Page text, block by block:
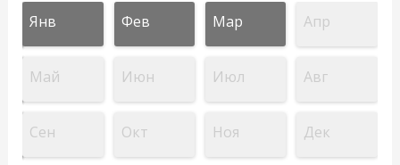
Янв Фев Мар Апр
Май Июн Июл Авг
Сен Окт Ноя Дек